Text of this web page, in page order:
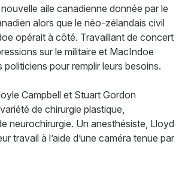
aile canadienne donnée par le
alors que le néo-zélandais civil
opérait à côté. Travaillant de concert
sur le militaire et MacIndoe
politiciens pour remplir leurs besoins.
Campbell et Stuart Gordon
de chirurgie plastique,
neurochirurgie. Un anesthésiste, Lloyd
travail à l’aide d’une caméra tenue par